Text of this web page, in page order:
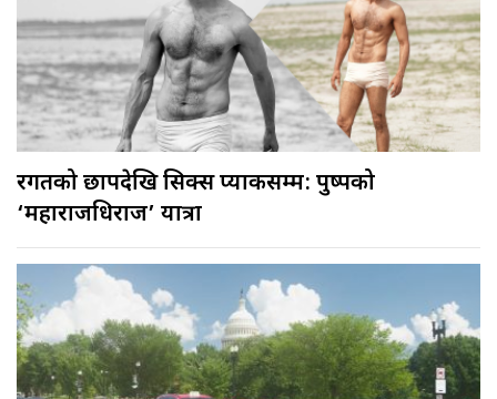
रगतको छापदेखि सिक्स प्याकसम्म: पुष्पको
‘महाराजधिराज’ यात्रा